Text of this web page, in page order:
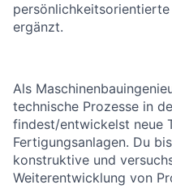
ergänzt.
Als
technische Prozesse in
findest/entwickelst neue
Fertigungsanlagen. Du
konstruktive und
Weiterentwicklung von